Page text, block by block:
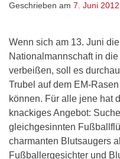
Geschrieben am 7. Juni 2012
Wenn sich am 13. Juni
Nationalmannschaft in
verbeißen, soll es
Trubel auf dem EM-
können. Für alle jene hat
knackiges Angebot:
gleichgesinnten
charmanten Blutsaugers
Fußballergesichter und